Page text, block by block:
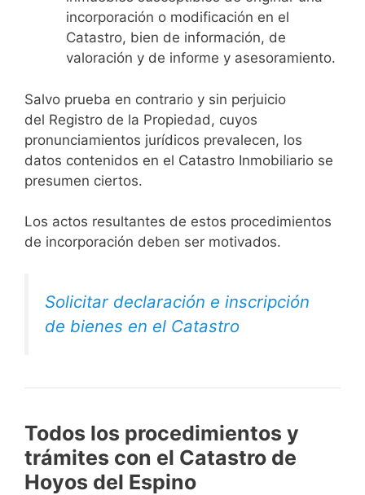
incorporación o modificación en el
Catastro, bien de información, de
valoración y de informe y asesoramiento.
Salvo prueba en contrario y sin perjuicio
del Registro de la Propiedad, cuyos
pronunciamientos jurídicos prevalecen, los
datos contenidos en el Catastro Inmobiliario se
presumen ciertos.
Los actos resultantes de estos procedimientos
de incorporación deben ser motivados.
Solicitar declaración e inscripción
de bienes en el Catastro
Todos los procedimientos y
trámites con el Catastro de
Hoyos del Espino